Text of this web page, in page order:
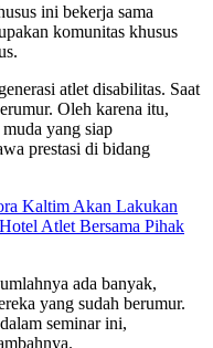
ini bekerja sama
komunitas khusus
atlet disabilitas. Saat
Oleh karena itu,
yang siap
prestasi di bidang
Kaltim Akan Lakukan
Atlet Bersama Pihak
ada banyak,
yang sudah berumur.
seminar ini,